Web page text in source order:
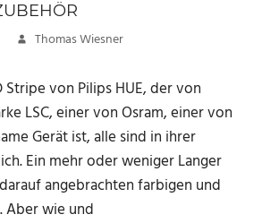
Thomas Wiesner
Stripe von Pilips HUE, der von
LSC, einer von Osram, einer von
Gerät ist, alle sind in ihrer
Ein mehr oder weniger Langer
angebrachten farbigen und
Aber wie und